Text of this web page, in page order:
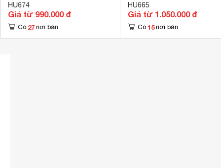
HU674
Giá từ 990.000 đ
Có 27 nơi bán
HU665
Giá từ 1.050.000 đ
Có 15 nơi bán